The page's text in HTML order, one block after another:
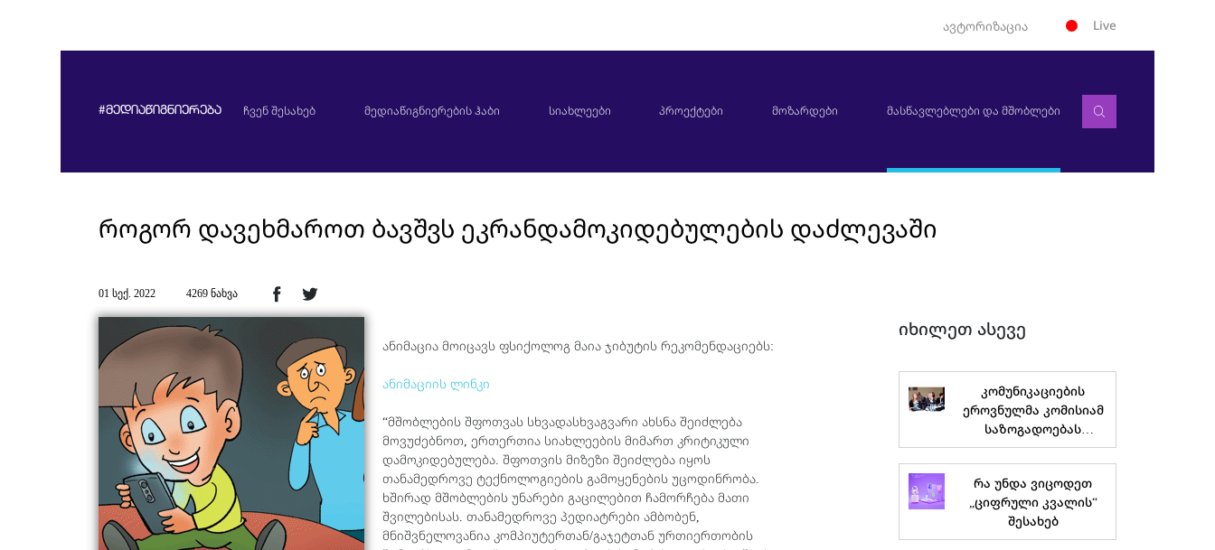
ავტორიზაცია Live
#მედიაწიგნიერება ჩვენ შესახებ მედიაწიგნიერების ჰაბი სიახლეები პროექტები მოზარდები მასწავლებლები და მშობლები
როგორ დავეხმაროთ ბავშვს ეკრანდამოკიდებულების დაძლევაში
01 სექ. 2022 4269 ნახვა
ანიმაცია მოიცავს ფსიქოლოგ მაია ჯიბუტის რეკომენდაციებს:
ანიმაციის ლინკი
“მშობლების შფოთვას სხვადასხვაგვარი ახსნა შეიძლება
მოვუძებნოთ, ერთერთია სიახლეების მიმართ კრიტიკული
დამოკიდებულება. შფოთვის მიზეზი შეიძლება იყოს
თანამედროვე ტექნოლოგიების გამოყენების უცოდინრობა.
ხშირად მშობლების უნარები გაცილებით ჩამორჩება მათი
შვილებისას. თანამედროვე პედიატრები ამბობენ,
მნიშვნელოვანია კომპიუტერთან/გაჯეტთან ურთიერთობის
იხილეთ ასევე
კომუნიკაციების
ეროვნულმა კომისიამ
საზოგადოებას
მედიაწიგნიერების
სამოქმედო გეგმა და
სტრატეგია
წარუდგინა
რა უნდა ვიცოდეთ
„ციფრული კვალის“
შესახებ